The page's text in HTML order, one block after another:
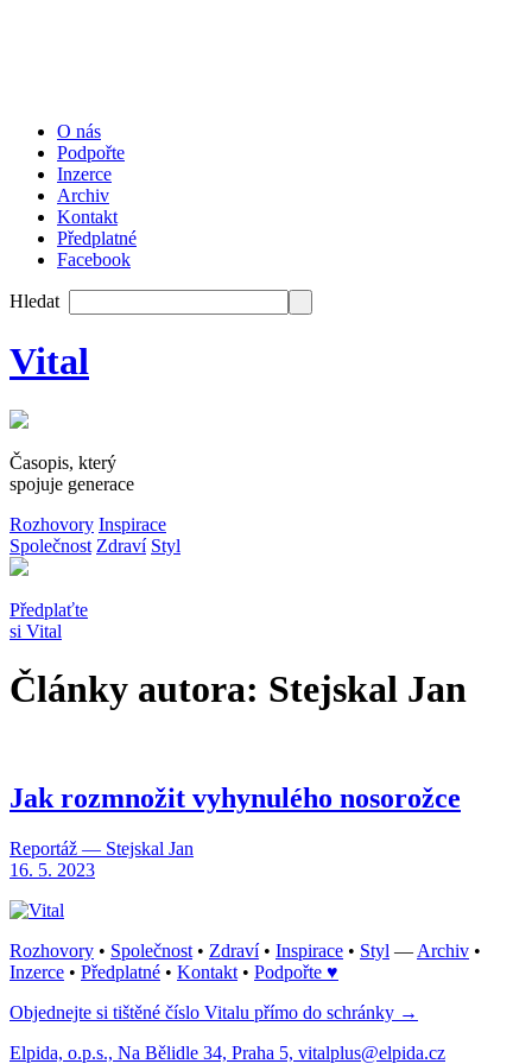
O nás
Podpořte
Inzerce
Archiv
Kontakt
Předplatné
Facebook
Hledat
Vital
Časopis, který
spojuje generace
Rozhovory Inspirace
Společnost Zdraví Styl
Předplaťte
si Vital
Články autora: Stejskal Jan
Jak rozmnožit vyhynulého nosorožce
Reportáž — Stejskal Jan
16. 5. 2023
Rozhovory • Společnost • Zdraví• Inspirace • Styl — Archiv •
Inzerce • Předplatné • Kontakt • Podpořte ♥
Objednejte si tištěné číslo Vitalu přímo do schránky →
Elpida, o.p.s., Na Bělidle 34, Praha 5, vitalplus@elpida.cz